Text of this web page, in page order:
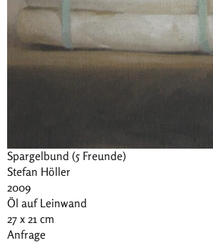
Spargelbund (5 Freunde)
Stefan Höller
2009
Öl auf Leinwand
27 x 21 cm
Anfrage